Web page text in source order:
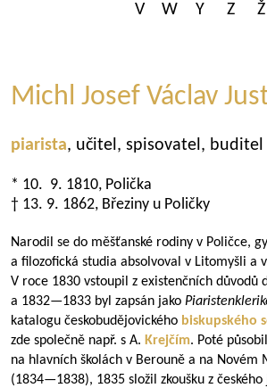
V
W Y Z Ž
Michl Josef Václav
piarista, učitel, spisovatel, buditel
* 10. 9. 1810, Polička
† 13. 9. 1862, Březiny u Poličky
Narodil se do měšťanské rodiny v Poličce,
a filozofická studia absolvoval v Litomyšli a
V roce 1830 vstoupil z existenčních důvodů
a 1832—1833 byl zapsán jako
katalogu českobudějovického biskupského
zde společně např. s A. Krejčím. Poté
na hlavních školách v Berouně a na Novém
(1834—1838), 1835 složil zkoušku z